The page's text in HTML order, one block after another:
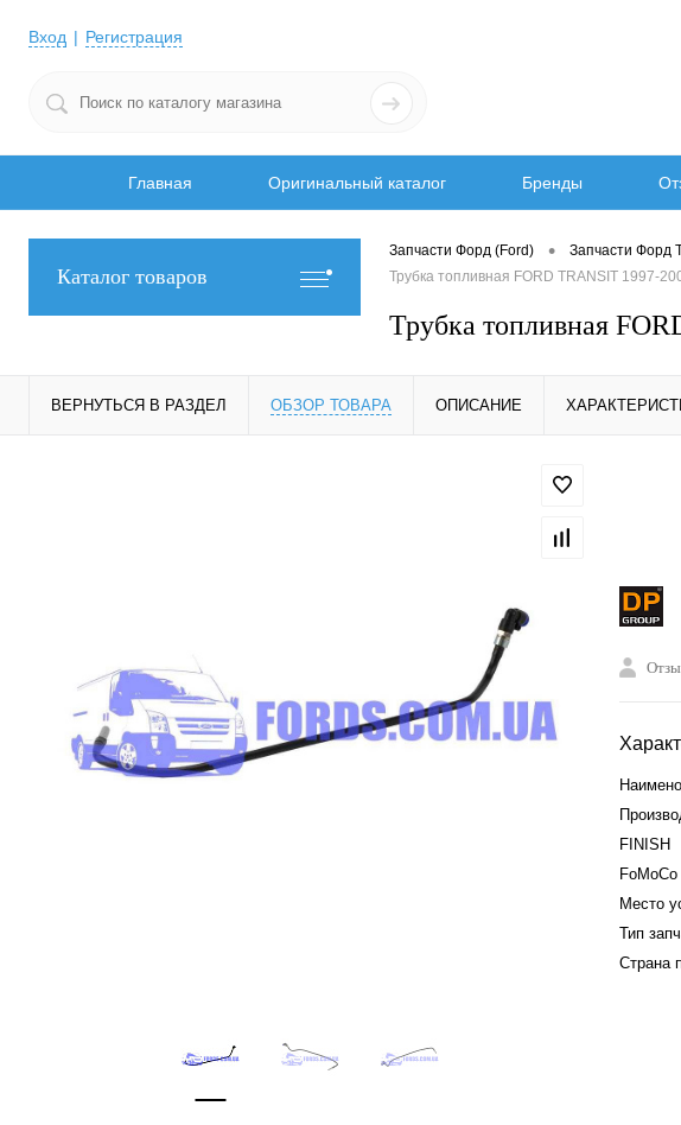
Вход Регистрация
Главная Оригинальный каталог Бренды
Каталог товаров
Запчасти Форд (Ford) • Запчасти Форд
Трубка топливная FORD TRANSIT 1997-
Трубка топливная
ВЕРНУТЬСЯ В РАЗДЕЛ ОБЗОР ТОВАРА ОПИСАНИЕ
FINISH
FoMoCo
Место
Тип
Страна